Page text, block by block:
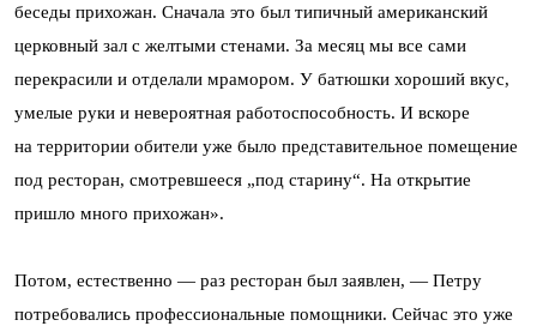
беседы прихожан. Сначала это был типичный американский
церковный зал с желтыми стенами. За месяц мы все сами
перекрасили и отделали мрамором. У батюшки хороший вкус,
умелые руки и невероятная работоспособность. И вскоре
на территории обители уже было представительное помещение
под ресторан, смотревшееся „под старину“. На открытие
пришло много прихожан».
Потом, естественно — раз ресторан был заявлен, — Петру
потребовались профессиональные помощники. Сейчас это уже